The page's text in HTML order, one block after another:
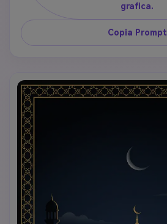
grafica.
Copia Prompt